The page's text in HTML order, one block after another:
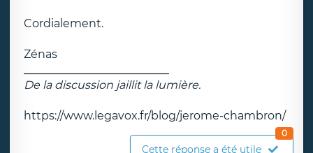
Cordialement.
Zénas
De la discussion jaillit la lumière.
https://www.legavox.fr/blog/jerome-chambron/
Cette réponse a été utile
0